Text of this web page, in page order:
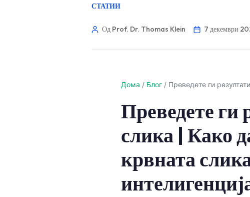
СТАТИИ
Од Prof. Dr. Thomas Klein 7 декември
Дома / Блог / Преведете ги
Преведете ги
слика | Како
крвната